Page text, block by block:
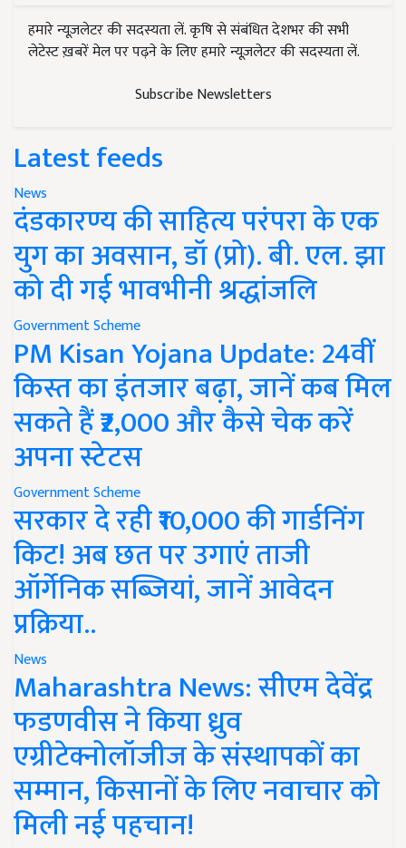
हमारे न्यूज़लेटर की सदस्यता लें. कृषि से संबंधित देशभर की सभी
लेटेस्ट ख़बरें मेल पर पढ़ने के लिए हमारे न्यूज़लेटर की सदस्यता लें.
Subscribe Newsletters
Latest feeds
News
दंडकारण्य की साहित्य परंपरा के एक
युग का अवसान, डॉ (प्रो). बी. एल. झा
को दी गई भावभीनी श्रद्धांजलि
Government Scheme
PM Kisan Yojana Update: 24वीं
किस्त का इंतजार बढ़ा, जानें कब मिल
सकते हैं ₹2,000 और कैसे चेक करें
अपना स्टेटस
Government Scheme
सरकार दे रही ₹10,000 की गार्डनिंग
किट! अब छत पर उगाएं ताजी
ऑर्गेनिक सब्जियां, जानें आवेदन
प्रक्रिया..
News
Maharashtra News: सीएम देवेंद्र
फडणवीस ने किया ध्रुव
एग्रीटेक्नोलॉजीज के संस्थापकों का
सम्मान, किसानों के लिए नवाचार को
मिली नई पहचान!